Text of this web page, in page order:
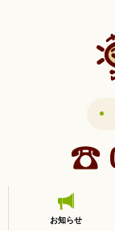
お知らせ